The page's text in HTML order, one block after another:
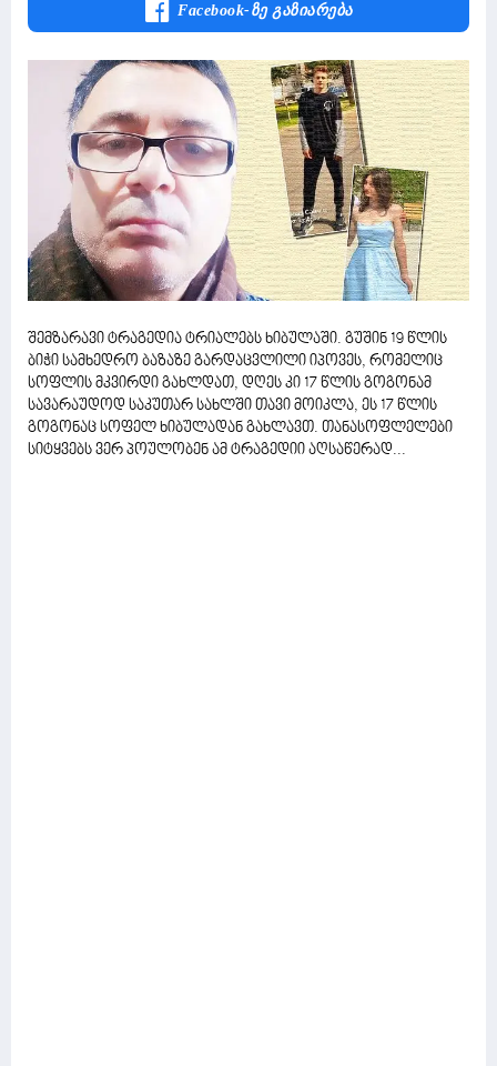
Facebook-Ზე Გაზიარება
შემზარავი ტრაგედია ტრიალებს ხიბულაში. გუშინ 19 წლის
ბიჭი სამხედრო ბაზაზე გარდაცვლილი იპოვეს, რომელიც
სოფლის მკვირდი გახლდათ, დღეს კი 17 წლის გოგონამ
სავარაუდოდ საკუთარ სახლში თავი მოიკლა, ეს 17 წლის
გოგონაც სოფელ ხიბულადან გახლავთ. თანასოფლელები
სიტყვებს ვერ პოულობენ ამ ტრაგედიი აღსაწერად...